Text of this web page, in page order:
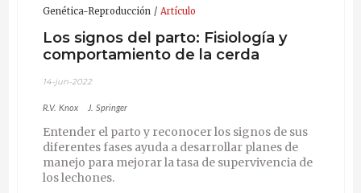
Genética-Reproducción Artículo
Los signos del parto: Fisiología y
comportamiento de la cerda
14-jun-2022
R.V. Knox J. Springer
Entender el parto y reconocer los signos de sus
diferentes fases ayuda a desarrollar planes de
manejo para mejorar la tasa de supervivencia de
los lechones.